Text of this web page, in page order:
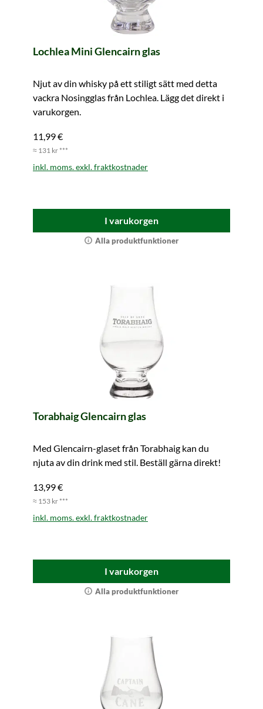
Lochlea Mini Glencairn glas
Njut av din whisky på ett stiligt sätt med detta
vackra Nosingglas från Lochlea. Lägg det direkt i
varukorgen.
11,99 €
≈ 131 kr ***
inkl. moms. exkl. fraktkostnader
I varukorgen
Alla produktfunktioner
Torabhaig Glencairn glas
Med Glencairn-glaset från Torabhaig kan du
njuta av din drink med stil. Beställ gärna direkt!
13,99 €
≈ 153 kr ***
inkl. moms. exkl. fraktkostnader
I varukorgen
Alla produktfunktioner